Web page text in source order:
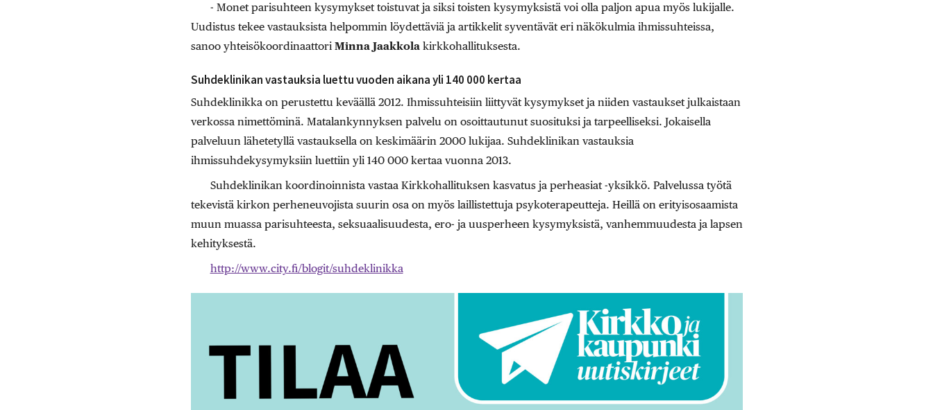
- Monet parisuhteen kysymykset toistuvat ja siksi toisten kysymyksistä voi olla paljon apua myös lukijalle.
Uudistus tekee vastauksista helpommin löydettäviä ja artikkelit syventävät eri näkökulmia ihmissuhteissa,
sanoo yhteisökoordinaattori Minna Jaakkolakirkkohallituksesta.
Suhdeklinikan vastauksia luettu vuoden aikana yli 140 000 kertaa
Suhdeklinikka on perustettu keväällä 2012. Ihmissuhteisiin liittyvät kysymykset ja niiden vastaukset julkaistaan
verkossa nimettöminä. Matalankynnyksen palvelu on osoittautunut suosituksi ja tarpeelliseksi. Jokaisella
palveluun lähetetyllä vastauksella on keskimäärin 2000 lukijaa. Suhdeklinikan vastauksia
ihmissuhdekysymyksiin luettiin yli 140 000 kertaa vuonna 2013.
Suhdeklinikan koordinoinnista vastaa Kirkkohallituksen kasvatus ja perheasiat -yksikkö. Palvelussa työtä
tekevistä kirkon perheneuvojista suurin osa on myös laillistettuja psykoterapeutteja. Heillä on erityisosaamista
muun muassa parisuhteesta, seksuaalisuudesta, ero- ja uusperheen kysymyksistä, vanhemmuudesta ja lapsen
kehityksestä.
http://www.city.fi/blogit/suhdeklinikka